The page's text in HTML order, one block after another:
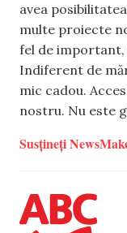
avea
multe proiecte
fel de important,
Indiferent de
mic cadou.
nostru. Nu este
Susțineți